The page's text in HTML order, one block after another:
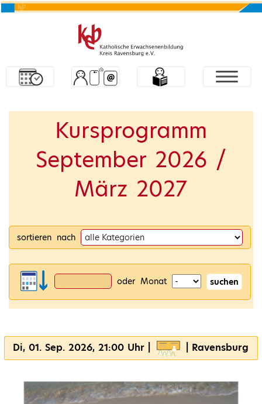
Kursprogramm
September 2026 /
März 2027
sortieren nach
oder Monat suchen
Di, 01. Sep. 2026, 21:00 Uhr | | Ravensburg